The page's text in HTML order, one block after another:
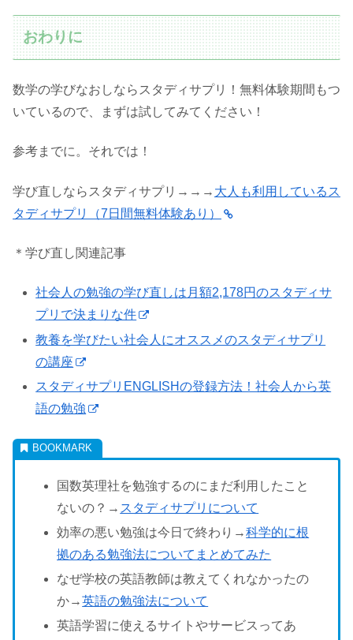
おわりに
数学の学びなおしならスタディサプリ！無料体験期間もつ
いているので、まずは試してみてください！
参考までに。それでは！
学び直しならスタディサプリ→→→ 大人も利用しているス
タディサプリ（7日間無料体験あり）
＊学び直し関連記事
社会人の勉強の学び直しは月額2,178円のスタディサ
プリで決まりな件
教養を学びたい社会人にオススメのスタディサプリ
の講座
スタディサプリENGLISHの登録方法！社会人から英
語の勉強
国数英理社を勉強するのにまだ利用したこと
ないの？→ スタディサプリについて
効率の悪い勉強は今日で終わり→科学的に根
拠のある勉強法についてまとめてみた
なぜ学校の英語教師は教えてくれなかったの
か→英語の勉強法について
英語学習に使えるサイトやサービスってあ